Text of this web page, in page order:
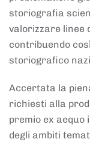
storiografia
valorizzare linee
contribuendo
storiografico
Accertata la
richiesti alla
premio ex
degli ambiti